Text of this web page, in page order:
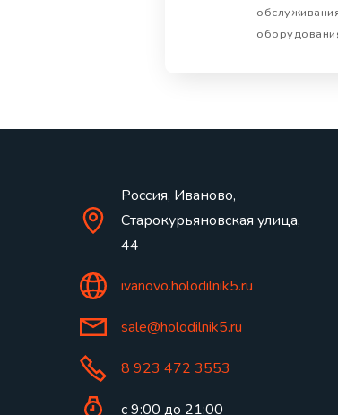
Россия, Иваново,
Старокурьяновская улица,
44
ivanovo.holodilnik5.ru
sale@holodilnik5.ru
8 923 472 3553
с 9:00 до 21:00